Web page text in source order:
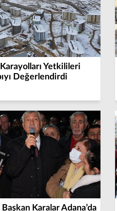
Yetkilileri
Değerlendirdi
Karalar Adana’da